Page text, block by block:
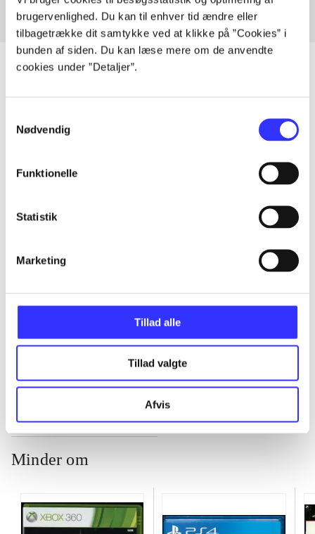
brugervenlighed. Du kan til enhver tid ændre eller
tilbagetrække dit samtykke ved at klikke på ”Cookies” i
bunden af siden. Du kan læse mere om de anvendte
cookies under ”Detaljer”.
Nødvendig
Funktionelle
Statistik
Marketing
Tillad alle
Tillad valgte
Afvis
Alle registrerede artikler fordelt på udgivelser
...
...
...
...
Minder om